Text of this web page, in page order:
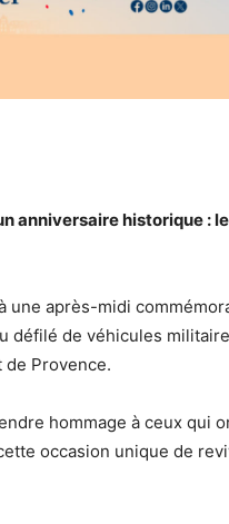
anniversaire historique :
une après-midi
défilé de véhicules
Provence.
hommage à ceux qui
occasion unique de